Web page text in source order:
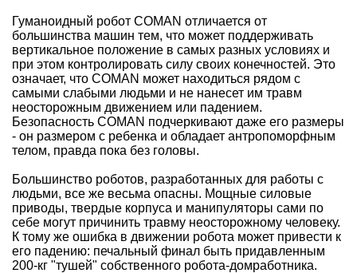
Гуманоидный робот COMAN отличается от
большинства машин тем, что может поддерживать
вертикальное положение в самых разных условиях и
при этом контролировать силу своих конечностей. Это
означает, что COMAN может находиться рядом с
самыми слабыми людьми и не нанесет им травм
неосторожным движением или падением.
Безопасность COMAN подчеркивают даже его размеры
- он размером с ребенка и обладает антропоморфным
телом, правда пока без головы.
Большинство роботов, разработанных для работы с
людьми, все же весьма опасны. Мощные силовые
приводы, твердые корпуса и манипуляторы сами по
себе могут причинить травму неосторожному человеку.
К тому же ошибка в движении робота может привести к
его падению: печальный финал быть придавленным
200-кг "тушей" собственного робота-домработника.